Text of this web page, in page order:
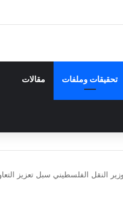
تحقيقات وملفات مقالات
النقل الفلسطيني سبل تعزيز